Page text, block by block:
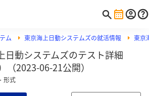
ム 東京海上日動システムズの就活情報 東京
日動システムズのテスト詳細
（2023-06-21公開）
形式